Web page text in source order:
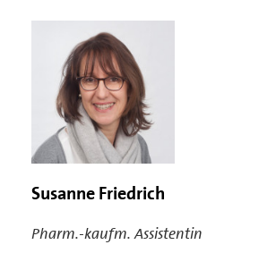
Susanne Friedrich
Pharm.-kaufm. Assistentin